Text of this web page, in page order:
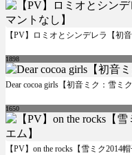
【PV】ロミオとシンデレラ【初
1898
Dear cocoa girls【初音ミク：雪ミク
1650
【PV】on the rocks【雪ミク2014